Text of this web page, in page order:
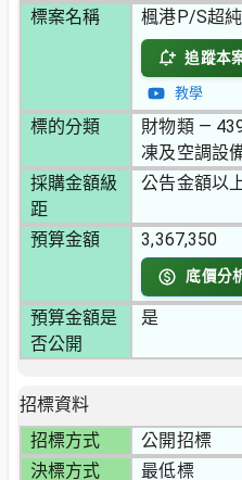
標案名稱 楓港P/S超
追蹤本
教學
標的分類
財物類 —
凍及空調設
採購金額級
距
公告金額以
預算金額 3,367,350
底價分
預算金額是
否公開
是
招標資料
招標方式
公開招標
決標方式
最低標